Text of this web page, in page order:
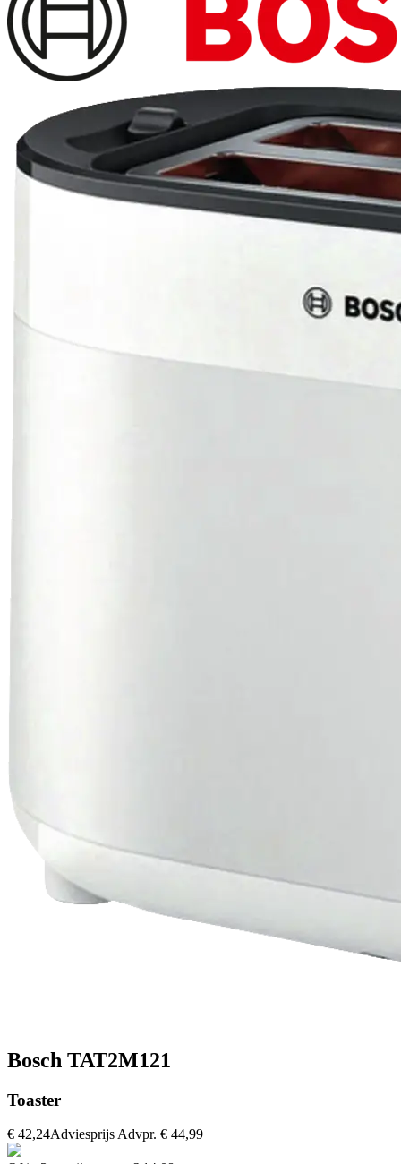
Bosch TAT2M121
Toaster
€ 42,24Adviesprijs Advpr. € 44,99